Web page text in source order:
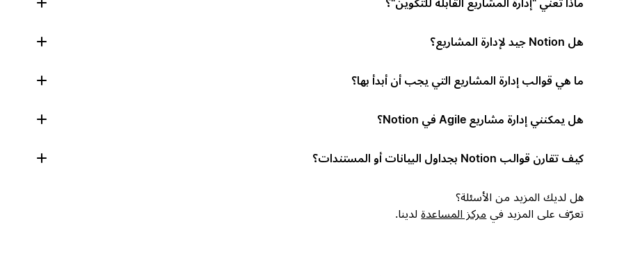
ماذا تعني "إدارة المشاريع القابلة للتكوين"؟
هل Notion جيد لإدارة المشاريع؟
ما هي قوالب إدارة المشاريع التي يجب أن أبدأ بها؟
هل يمكنني إدارة مشاريع Agile في Notion؟
كيف تقارن قوالب Notion بجداول البيانات أو المستندات؟
هل لديك المزيد من الأسئلة؟
تعرّف على المزيد في مركز المساعدةلدينا.